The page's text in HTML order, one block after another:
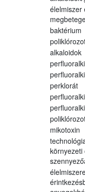
élelmiszer
baktérium
alkaloidok
perklorát
mikotoxin
környezeti